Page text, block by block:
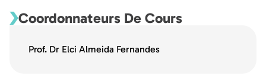
Coordonnateurs De Cours
Prof. Dr Elci Almeida Fernandes